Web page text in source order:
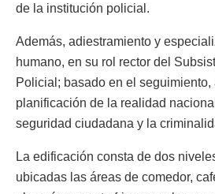
de la institución policial.
Además, adiestramiento y
humano, en su rol rector del
Policial; basado en el seguimiento,
planificación de la realidad
seguridad ciudadana y la
La edificación consta de dos
ubicadas las áreas de comedor,